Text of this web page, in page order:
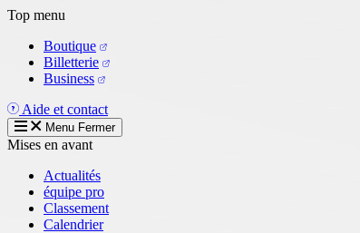
Aller
contenu
principal
Top menu
Boutique
Billetterie
Business
Aide et contact
Menu Fermer
Mises en avant
Actualités
équipe pro
Classement
Calendrier